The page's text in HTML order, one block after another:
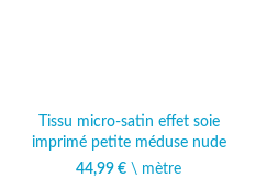
Tissu micro-satin effet soie
imprimé petite méduse nude
44,99 € \ mètre